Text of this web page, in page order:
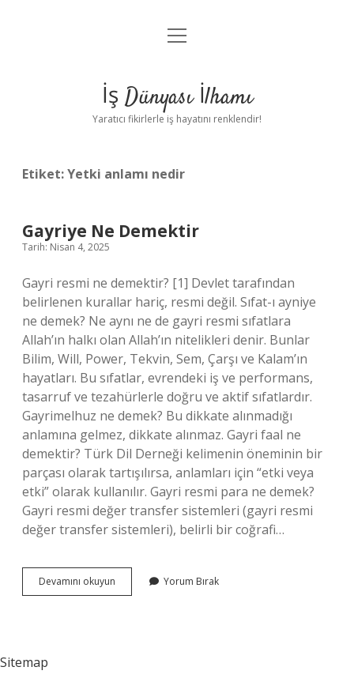
Anasayfa
Yasal Uyarı
menüyü
İş Dünyası İlhamı
Yaratıcı fikirlerle iş hayatını renklendir!
Etiket:Yetki anlamı nedir
Gayriye Ne Demektir
Tarih: Nisan 4, 2025
Gayri resmi ne demektir? [1] Devlet tarafından
belirlenen kurallar hariç, resmi değil. Sıfat-ı ayniye
ne demek? Ne aynı ne de gayri resmi sıfatlara
Allah’ın halkı olan Allah’ın nitelikleri denir. Bunlar
Bilim, Will, Power, Tekvin, Sem, Çarşı ve Kalam’ın
hayatları. Bu sıfatlar, evrendeki iş ve performans,
tasarruf ve tezahürlerle doğru ve aktif sıfatlardır.
Gayrimelhuz ne demek? Bu dikkate alınmadığı
anlamına gelmez, dikkate alınmaz. Gayri faal ne
demektir? Türk Dil Derneği kelimenin öneminin bir
parçası olarak tartışılırsa, anlamları için “etki veya
etki” olarak kullanılır. Gayri resmi para ne demek?
Gayri resmi değer transfer sistemleri (gayri resmi
değer transfer sistemleri), belirli bir coğrafi…
Devamını okuyun
Ne
Yorum Bırak
Sitemap